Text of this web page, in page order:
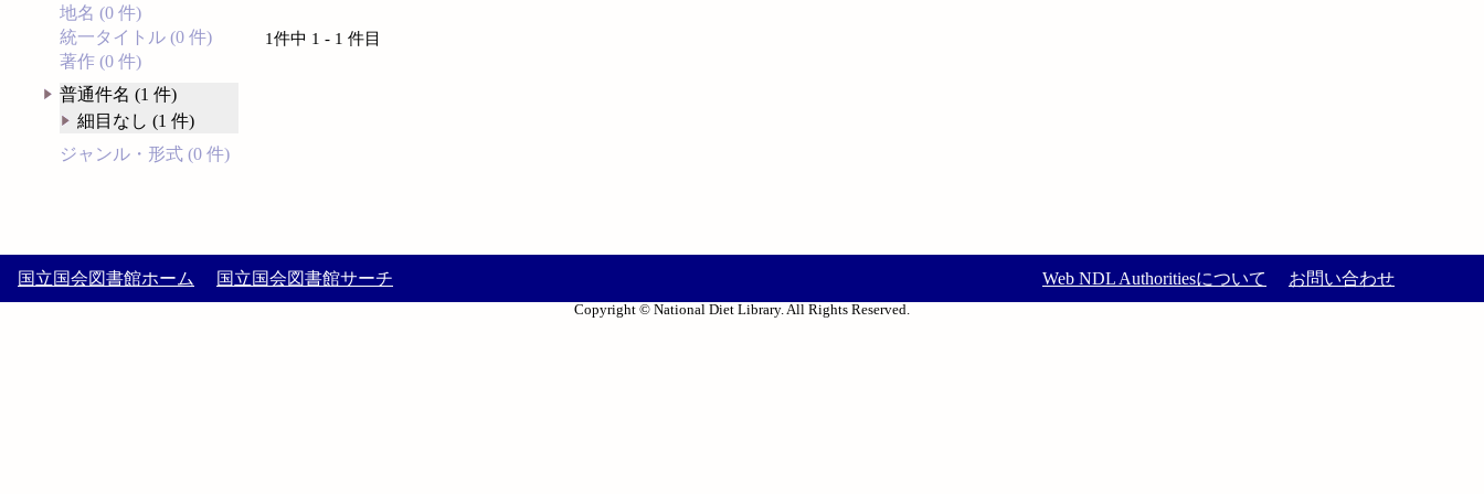
地名 (0 件)
統一タイトル (0 件)
著作 (0 件)
普通件名 (1 件)
細目なし (1 件)
ジャンル・形式 (0 件)
1件中 1 - 1 件目
国立国会図書館ホーム 国立国会図書館サーチ Web NDL Authoritiesについて お問い合わせ
Copyright © National Diet Library. All Rights Reserved.